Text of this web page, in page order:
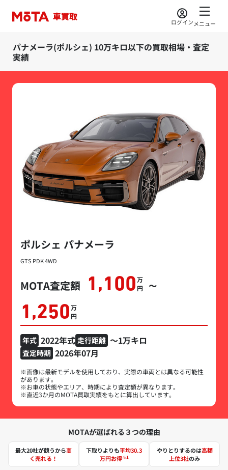
ログインメニュー
パナメーラ(ポルシェ) 10万キロ以下の買取相場・査定
実績
ポルシェ パナメーラ
GTS PDK 4WD
MOTA査定額 1,100万円 〜
1,250万円
年式 2022年式 走行距離 ～1万キロ
査定時期 2026年07月
※画像は最新モデルを使用しており、実際の車両とは異なる可能性
があります。
※お車の状態やエリア、時期により査定額が異なります。
※直近3か月のMOTA買取実績をもとに算出しています。
MOTAが選ばれる３つの理由
最大20社が競うから高
く売れる！
下取りよりも平均30.3
万円お得※1
やりとりするのは高額
上位3社のみ